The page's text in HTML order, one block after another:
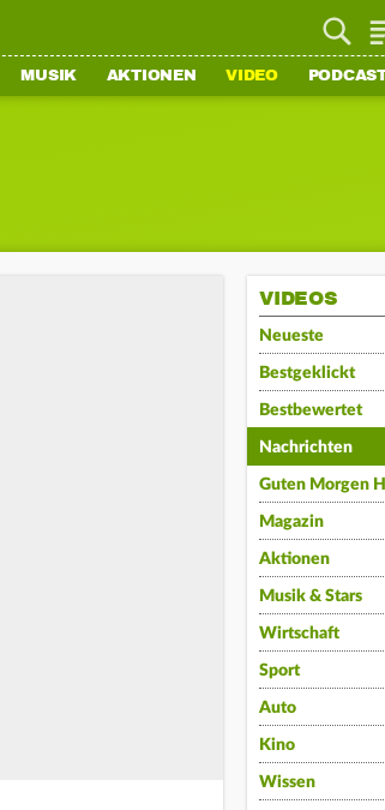
MUSIK AKTIONEN VIDEO
VIDEOS
Neueste
Bestgeklickt
Bestbewertet
Nachrichten
Guten Morgen
Magazin
Aktionen
Musik & Stars
Wirtschaft
Sport
Auto
Kino
Wissen